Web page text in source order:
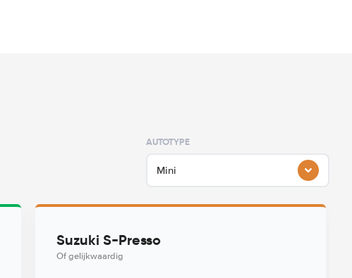
AUTOTYPE
Mini
Suzuki S-Presso
Of gelijkwaardig